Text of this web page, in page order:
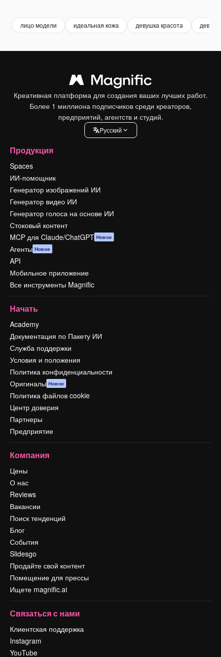
лицо модели идеальная кожа девушка красота
Креативная платформа для создания ваших лучших работ.
Более 1 миллиона подписчиков среди креаторов,
предприятий, агентств и студий.
Pусский
Продукция
Spaces
ИИ-помощник
Генератор изображений ИИ
Генератор видео ИИ
Генератор голоса на основе ИИ
Стоковый контент
MCP для Claude/ChatGPT Новое
Агенты Новое
API
Мобильное приложение
Все инструменты Magnific
Начать
Academy
Документация по Пакету ИИ
Служба поддержки
Условия и положения
Политика конфиденциальности
Оригиналы Новое
Политика файлов cookie
Центр доверия
Партнеры
Предприятие
Компания
Цены
О нас
Reviews
Вакансии
Поиск тенденций
Блог
События
Slidesgo
Продайте свой контент
Помещение для прессы
Ищете magnific.ai
Связаться с нами
Клиентская поддержка
Instagram
YouTube